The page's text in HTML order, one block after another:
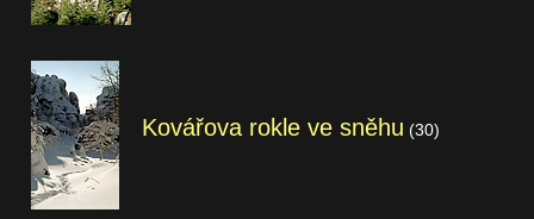
Kovářova rokle ve sněhu (30)